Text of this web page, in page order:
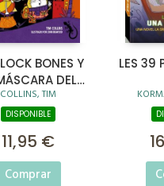
BONES Y
DEL
FARAÓN
COLLINS, TIM
DISPONIBLE
11,95 €
Comprar
LES 39